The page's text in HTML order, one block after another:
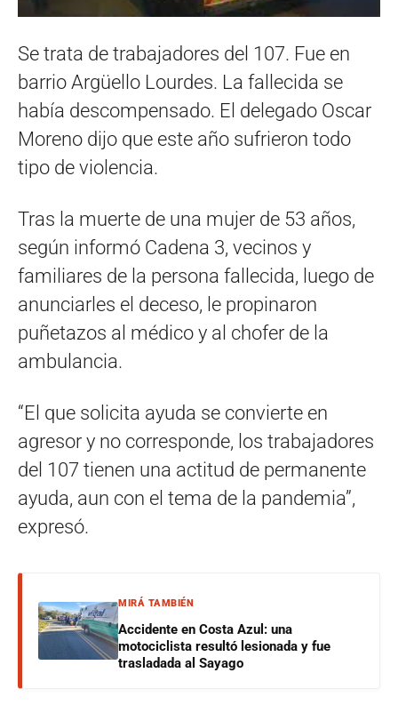
Se trata de trabajadores del 107. Fue en
barrio Argüello Lourdes. La fallecida se
había descompensado. El delegado Oscar
Moreno dijo que este año sufrieron todo
tipo de violencia.
Tras la muerte de una mujer de 53 años,
según informó Cadena 3, vecinos y
familiares de la persona fallecida, luego de
anunciarles el deceso, le propinaron
puñetazos al médico y al chofer de la
ambulancia.
“El que solicita ayuda se convierte en
agresor y no corresponde, los trabajadores
del 107 tienen una actitud de permanente
ayuda, aun con el tema de la pandemia”,
expresó.
MIRÁ TAMBIÉN
Accidente en Costa Azul: una
motociclista resultó lesionada y fue
trasladada al Sayago